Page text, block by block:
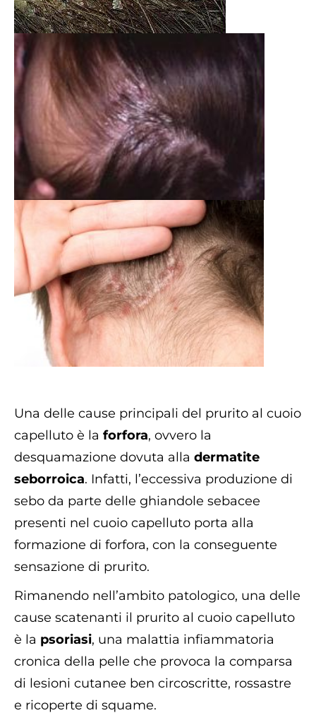
Una delle cause principali del prurito al cuoio
capelluto è la forfora, ovvero la
desquamazione dovuta alla dermatite
seborroica. Infatti, l’eccessiva produzione di
sebo da parte delle ghiandole sebacee
presenti nel cuoio capelluto porta alla
formazione di forfora, con la conseguente
sensazione di prurito.
Rimanendo nell’ambito patologico, una delle
cause scatenanti il prurito al cuoio capelluto
è la psoriasi, una malattia infiammatoria
cronica della pelle che provoca la comparsa
di lesioni cutanee ben circoscritte, rossastre
e ricoperte di squame.